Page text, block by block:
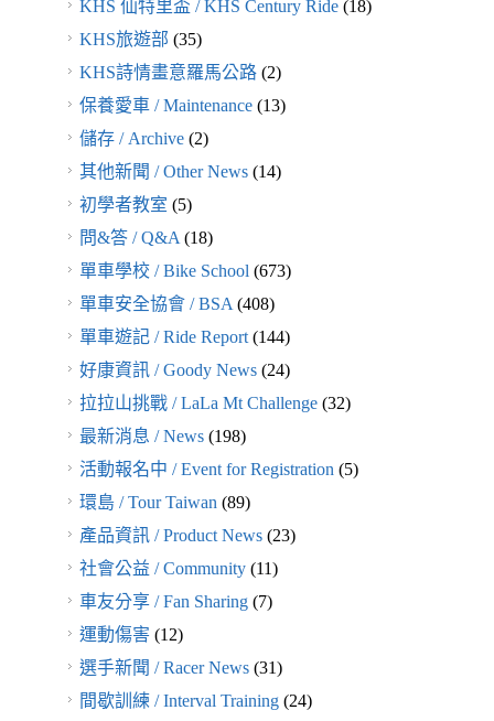
KHS 仙特里盃 / KHS Century Ride(18)
KHS旅遊部 (35)
KHS詩情畫意羅馬公路(2)
保養愛車 / Maintenance(13)
儲存 / Archive(2)
其他新聞 / Other News(14)
初學者教室 (5)
問&答 / Q&A (18)
單車學校 / Bike School (673)
單車安全協會 / BSA (408)
單車遊記 / Ride Report(144)
好康資訊 / Goody News(24)
拉拉山挑戰 / LaLa Mt Challenge(32)
最新消息 / News(198)
活動報名中 / Event for Registration (5)
環島 / Tour Taiwan (89)
產品資訊 / Product News(23)
社會公益 / Community(11)
車友分享 / Fan Sharing(7)
運動傷害(12)
選手新聞 / Racer News(31)
間歇訓練 / Interval Training(24)